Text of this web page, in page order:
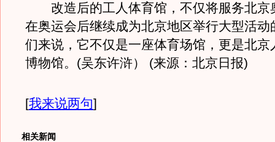
改造后的工人体育馆，不仅将服务北京
在奥运会后继续成为北京地区举行大型活动
们来说，它不仅是一座体育场馆，更是北京
博物馆。(吴东许浒） (来源：北京日报)
[我来说两句]
相关新闻